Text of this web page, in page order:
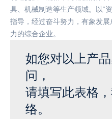
具、机械制造等生产领域。以“
指导，经过奋斗努力，有象发
力的综合企业。
如您对以上产
问，
请填写此表格
络。